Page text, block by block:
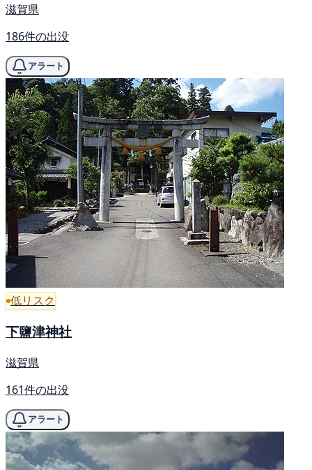
滋賀県
186件の出没
アラート
低リスク
下鹽津神社
滋賀県
161件の出没
アラート